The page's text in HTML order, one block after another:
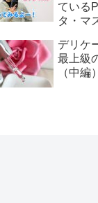
ている
タ・マ
デリケ
最上級
（中編）